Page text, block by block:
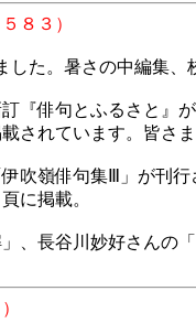
８３）
た。暑さの中編集、
『俳句とふるさと』
されています。皆さ
吹嶺俳句集Ⅲ」が刊
に掲載。
、長谷川妙好さんの